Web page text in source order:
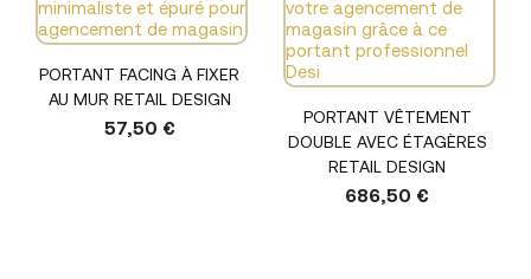
PORTANT FACING À FIXER
AU MUR RETAIL DESIGN
57,50 €
PORTANT VÊTEMENT
DOUBLE AVEC ÉTAGÈRES
RETAIL DESIGN
686,50 €